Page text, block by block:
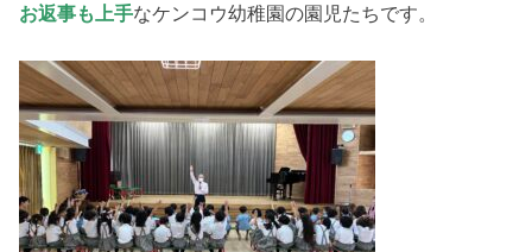
お返事も上手なケンコウ幼稚園の園児たちです。